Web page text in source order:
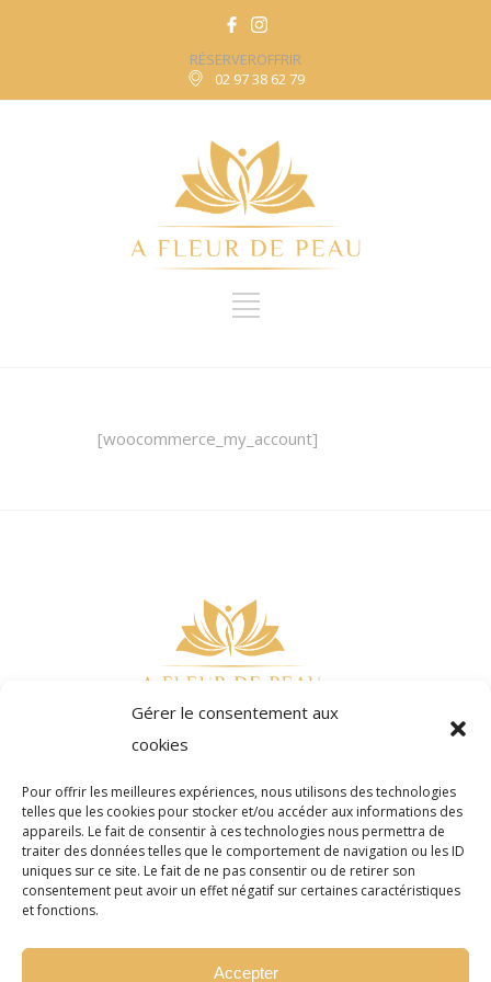
Gérer le consentement aux
cookies
Pour offrir les meilleures expériences, nous utilisons des technologies
telles que les cookies pour stocker et/ou accéder aux informations des
appareils. Le fait de consentir à ces technologies nous permettra de
traiter des données telles que le comportement de navigation ou les ID
uniques sur ce site. Le fait de ne pas consentir ou de retirer son
consentement peut avoir un effet négatif sur certaines caractéristiques
et fonctions.
Accepter
RÉSERVEROFFRIR
02 97 38 62 79
[woocommerce_my_account]
Réserver Offrir